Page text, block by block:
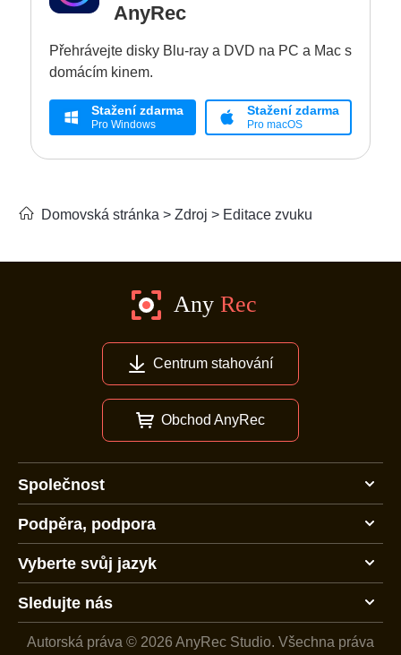
AnyRec
Přehrávejte disky Blu-ray a DVD na PC a Mac s
domácím kinem.
Stažení zdarma
Pro Windows
Stažení zdarma
Pro macOS
Domovská stránka > Zdroj > Editace zvuku
Centrum stahování
Obchod AnyRec
Společnost
Podpěra, podpora
Vyberte svůj jazyk
Sledujte nás
Autorská práva © 2026 AnyRec Studio. Všechna práva